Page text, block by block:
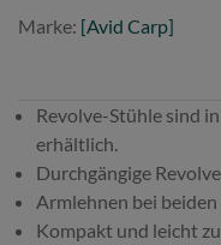
Marke: [Avid Carp]
Revolve-Stühle sind
erhältlich.
Durchgängige
Armlehnen bei
Kompakt und leicht